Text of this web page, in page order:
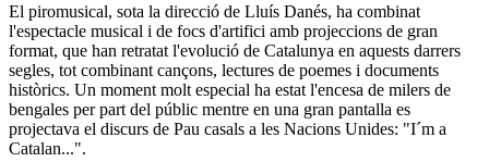
El piromusical, sota la direcció de Lluís Danés, ha combinat
l'espectacle musical i de focs d'artifici amb projeccions de gran
format, que han retratat l'evolució de Catalunya en aquests darrers
segles, tot combinant cançons, lectures de poemes i documents
històrics. Un moment molt especial ha estat l'encesa de milers de
bengales per part del públic mentre en una gran pantalla es
projectava el discurs de Pau casals a les Nacions Unides: "I´m a
Catalan...".